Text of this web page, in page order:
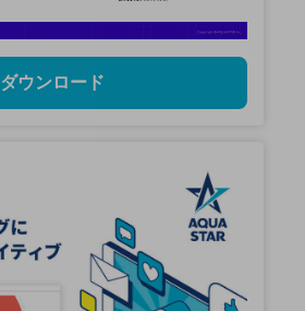
ダウンロード